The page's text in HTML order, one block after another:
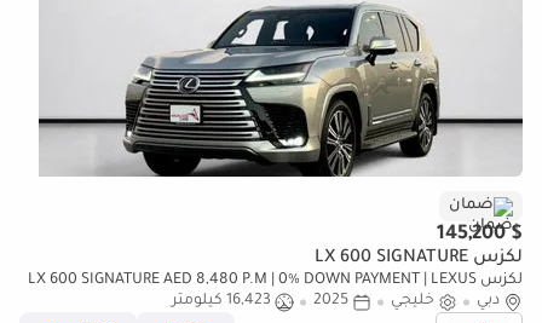
ضمان
$ 145,200
لكزس LX 600 SIGNATURE
لكزس LX 600 SIGNATURE AED 8,480 P.M | 0% DOWN PAYMENT | LEXUS
LX600 | AGENCY WARRANTY & FULL AGENCY SERVICE HISTORY | 2025
دبي خليجي 2025
16,423 كيلومتر